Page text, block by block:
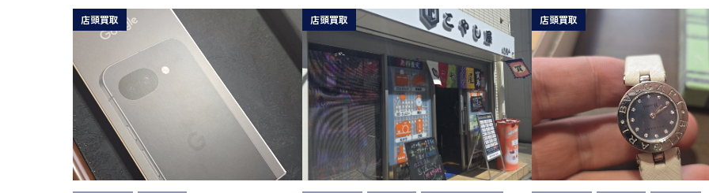
店頭買取 店頭買取 店頭買取